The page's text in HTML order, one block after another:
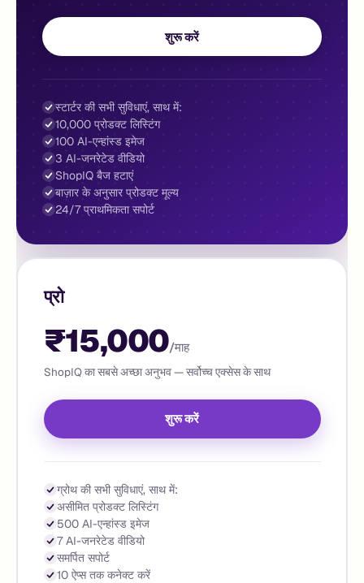
शुरू करें
स्टार्टर की सभी सुविधाएं, साथ में:
10,000 प्रोडक्ट लिस्टिंग
100 AI-एन्हांस्ड इमेज
3 AI-जनरेटेड वीडियो
ShopIQ बैज हटाएं
बाज़ार के अनुसार प्रोडक्ट मूल्य
24/7 प्राथमिकता सपोर्ट
प्रो
₹15,000/माह
ShopIQ का सबसे अच्छा अनुभव — सर्वोच्च एक्सेस के साथ
शुरू करें
ग्रोथ की सभी सुविधाएं, साथ में:
असीमित प्रोडक्ट लिस्टिंग
500 AI-एन्हांस्ड इमेज
7 AI-जनरेटेड वीडियो
समर्पित सपोर्ट
10 ऐप्स तक कनेक्ट करें